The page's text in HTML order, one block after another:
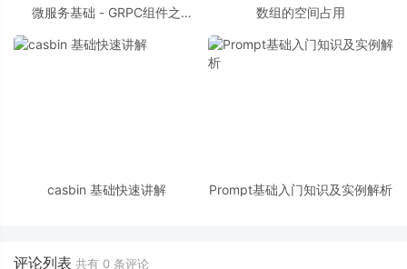
微服务基础 - GRPC组件之
数组的空间占用
casbin 基础快速讲解 Prompt基础入门知识及实例解析
评论列表 共有 0 条评论